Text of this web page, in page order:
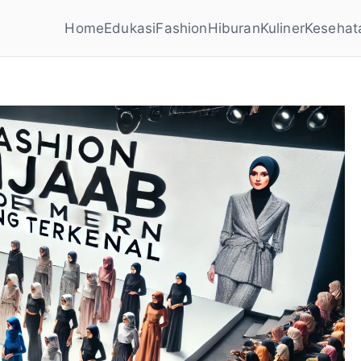
HomeEdukasiFashionHiburanKuliner